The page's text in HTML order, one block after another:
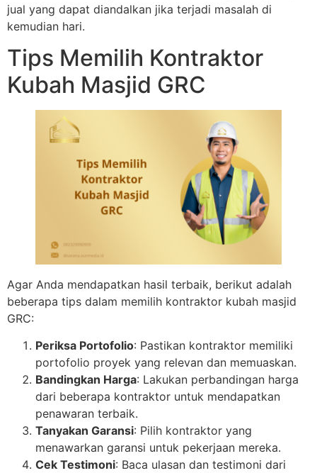
jual yang dapat diandalkan jika terjadi masalah di
kemudian hari.
Tips Memilih Kontraktor
Kubah Masjid GRC
Agar Anda mendapatkan hasil terbaik, berikut adalah
beberapa tips dalam memilih kontraktor kubah masjid
GRC:
Periksa Portofolio: Pastikan kontraktor memiliki
portofolio proyek yang relevan dan memuaskan.
Bandingkan Harga: Lakukan perbandingan harga
dari beberapa kontraktor untuk mendapatkan
penawaran terbaik.
Tanyakan Garansi: Pilih kontraktor yang
menawarkan garansi untuk pekerjaan mereka.
Cek Testimoni: Baca ulasan dan testimoni dari